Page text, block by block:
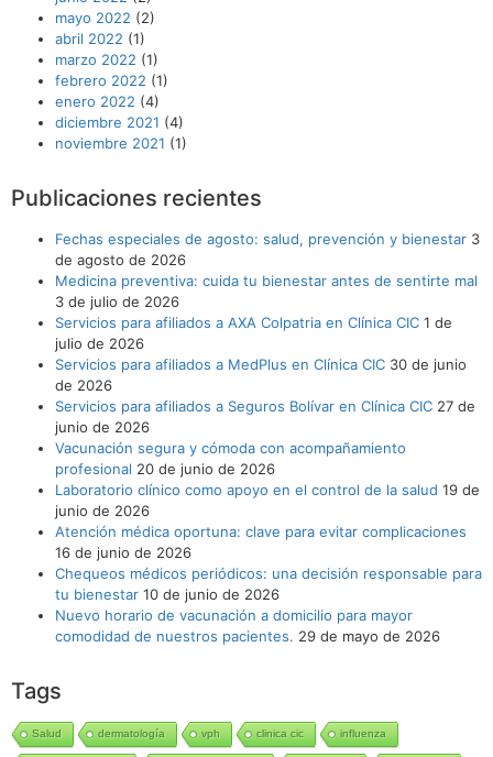
mayo 2022 (2)
abril 2022 (1)
marzo 2022 (1)
febrero 2022 (1)
enero 2022 (4)
diciembre 2021 (4)
noviembre 2021 (1)
Publicaciones recientes
Fechas especiales de agosto: salud, prevención y bienestar 3
de agosto de 2026
Medicina preventiva: cuida tu bienestar antes de sentirte mal
3 de julio de 2026
Servicios para afiliados a AXA Colpatria en Clínica CIC 1 de
julio de 2026
Servicios para afiliados a MedPlus en Clínica CIC 30 de junio
de 2026
Servicios para afiliados a Seguros Bolívar en Clínica CIC 27 de
junio de 2026
Vacunación segura y cómoda con acompañamiento
profesional 20 de junio de 2026
Laboratorio clínico como apoyo en el control de la salud 19 de
junio de 2026
Atención médica oportuna: clave para evitar complicaciones
16 de junio de 2026
Chequeos médicos periódicos: una decisión responsable para
tu bienestar 10 de junio de 2026
Nuevo horario de vacunación a domicilio para mayor
comodidad de nuestros pacientes. 29 de mayo de 2026
Tags
Salud dermatología vph clinica cic influenza